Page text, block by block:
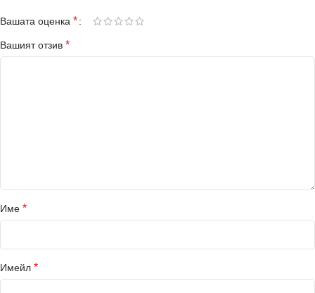
Вашата оценка *
Вашият отзив *
Име *
Имейл *